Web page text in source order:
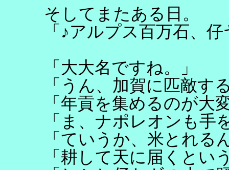
そしてまたある日。
「♪アルプス百万石、
「大大名ですね。」
「うん、加賀に匹敵す
「年貢を集めるのが大
「ま、ナポレオンも手
「ていうか、米とれる
「耕して天に届くとい